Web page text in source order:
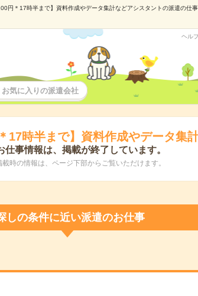
円＊17時半まで】資料作成やデータ集計などアシスタントの派遣の仕
ヘル
お気に入りの派遣会社
17時半まで】資料作成やデータ集
仕事情報は、掲載が終了しています。
時の情報は、ページ下部からご覧いただけます。
しの条件に近い派遣のお仕事